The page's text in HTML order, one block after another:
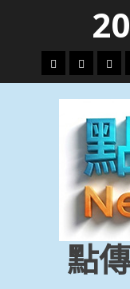
content頭
條
財
經
地
方.
會
點